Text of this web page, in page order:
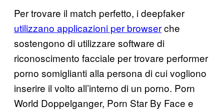
Per trovare il match perfetto, i deepfaker
utilizzano applicazioni per browserche
sostengono di utilizzare software di
riconoscimento facciale per trovare performer
porno somiglianti alla persona di cui vogliono
inserire il volto all’interno di un porno. Porn
World Doppelganger, Porn Star By Face e